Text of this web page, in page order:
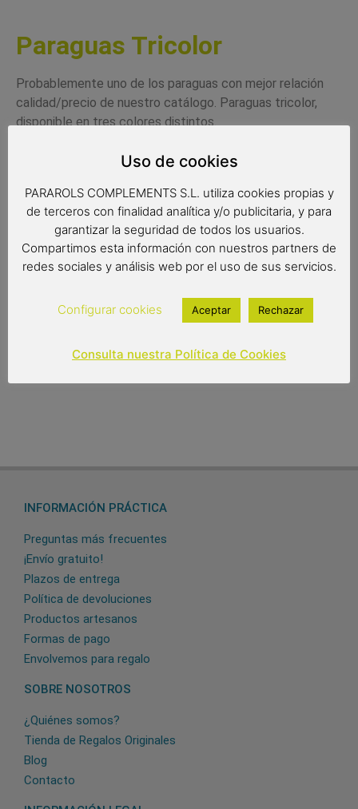
Paraguas Tricolor
Probablemente uno de los paraguas con mejor relación
calidad/precio de nuestro catálogo. Paraguas tricolor,
disponible en tres colores distintos.
Radio: 63 cm.
Diámetro: 107 cm.
Largo: 89 cm.
Out of stock
INFORMACIÓN PRÁCTICA
Preguntas más frecuentes
¡Envío gratuito!
Plazos de entrega
Política de devoluciones
Productos artesanos
Formas de pago
Envolvemos para regalo
SOBRE NOSOTROS
¿Quiénes somos?
Tienda de Regalos Originales
Blog
Contacto
Uso de cookies
PARAROLS COMPLEMENTS S.L. utiliza cookies propias y
de terceros con finalidad analítica y/o publicitaria, y para
garantizar la seguridad de todos los usuarios.
Compartimos esta información con nuestros partners de
redes sociales y análisis web por el uso de sus servicios.
Configurar cookies Aceptar Rechazar
Consulta nuestra Política de Cookies